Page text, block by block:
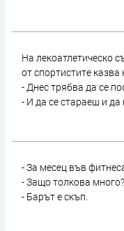
На лекоатлетическо
от спортистите казва
- Днес трябва да се
- И да се стараеш и да
- За месец във
- Защо толкова много?
- Барът е скъп.